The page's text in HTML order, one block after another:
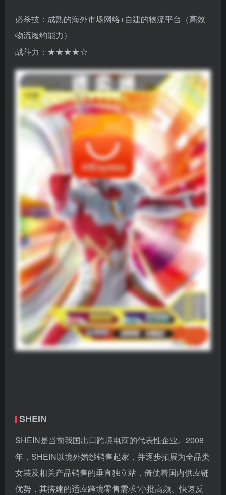
必杀技：成熟的海外市场网络+自建的物流平台（高效
物流履约能力）
战斗力：★★★★☆
SHEIN
SHEIN是当前我国出口跨境电商的代表性企业。2008
年，SHEIN以境外婚纱销售起家，并逐步拓展为全品类
女装及相关产品销售的垂直独立站，倚仗着国内供应链
优势，其搭建的适应跨境零售需求“小批高频、快速反